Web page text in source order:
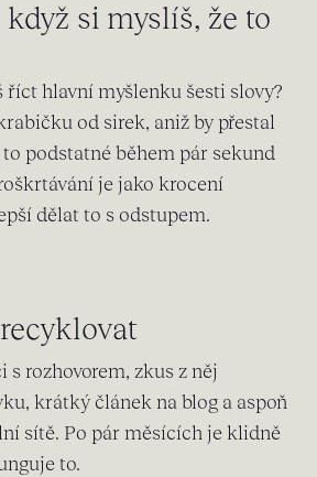
si myslíš, že to
říct hlavní myšlenku šesti slovy?
od sirek, aniž by přestal
podstatné během pár sekund
je jako krocení
dělat to s odstupem.
s rozhovorem, zkus z něj
krátký článek na blog a aspoň
sítě. Po pár měsících je klidně
to.